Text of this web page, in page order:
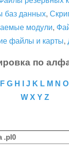
баз данных,
модули,
файлы и карты,
по
F G H J K L M N O
W X Y Z
.pl0